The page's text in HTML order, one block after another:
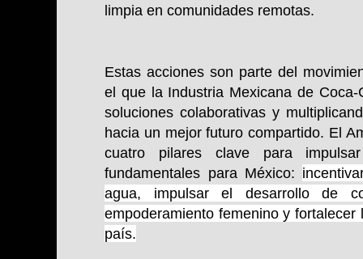
limpia en comunidades remotas.
Estas acciones son parte del
el que la Industria Mexicana de
soluciones colaborativas y
hacia un mejor futuro compartido. El
cuatro pilares clave para
fundamentales para México:
agua, impulsar el desarrollo de
empoderamiento femenino y
país.